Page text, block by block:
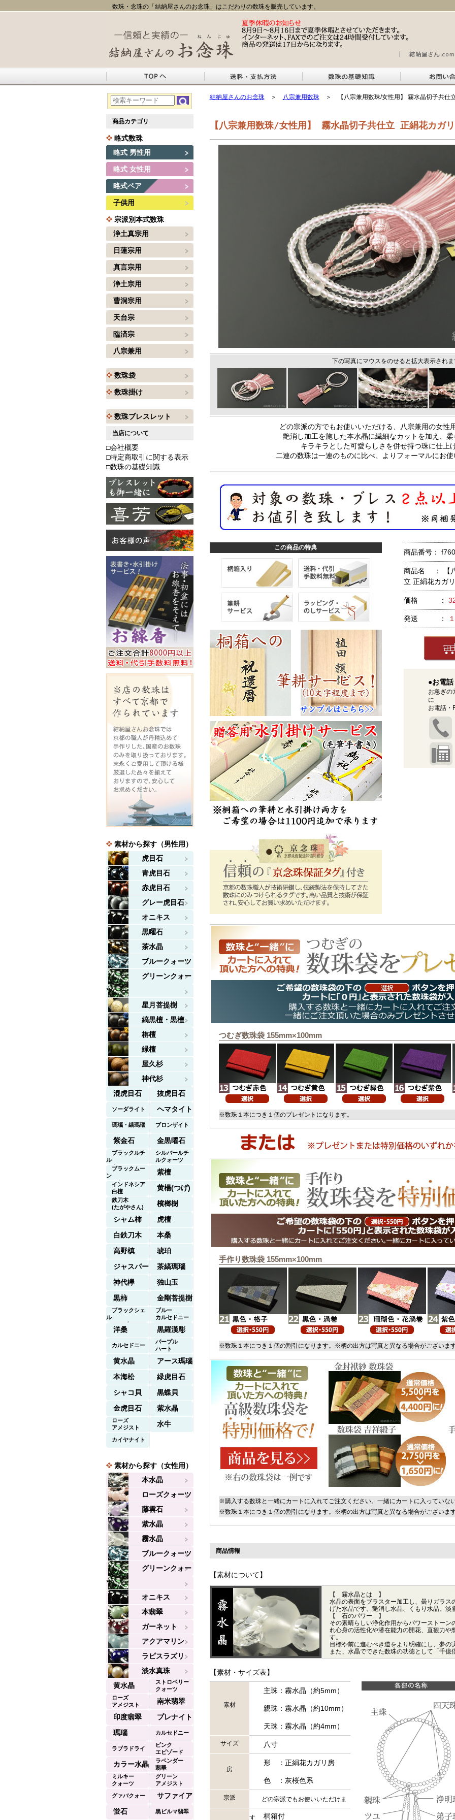
数珠・念珠の「結納屋さんのお念珠」はこだわりの数珠を販売しています。
結納屋さんのお念珠＞ 八宗兼用数珠＞ 【八宗兼用数珠/女性用】 霧水晶切子共仕
【八宗兼用数珠/女性用】 霧水晶切子共仕立 正絹花カガ
下の写真にマウスをのせると拡大表示されま
どの宗派の方でもお使いいただける、八宗兼用の女性
艶消し加工を施した本水晶に繊細なカットを加え、
キラキラとした可愛らしさを併せ持つ珠に仕上
二連の数珠は一連のものに比べ、よりフォーマルにお
この商品の特典
商品番号：
商品名 ： 【八
立 正絹花カガ
価格 ：
発送 ：
●お電
お急ぎの
に
お電話・
つむぎ数珠袋 155mm×100mm
※数珠１本につき１個のプレゼントになります。
手作り数珠袋 155mm×100mm
※数珠１本につき１個の割引になります。※柄の出方は写真と異なる場合がございま
※購入する数珠と一緒にカートに入れてご注文ください。一緒にカートに入っていな
※数珠１本につき１個の割引になります。※柄の出方は写真と異なる場合がございま
商品情報
【素材について】
【 霧水晶とは 】
水晶の表面をブラスター加工し、曇りガラス
げた水晶です。艶消し水晶、くもり水晶、淡
【 石のパワー 】
その素晴らしい浄化作用からパワーストー
れ心身の活性化や潜在能力の開花、直観力や
す。
目標や前に進むべき道をより明確にし、夢
また、水晶でできた数珠の功徳として「千
【素材・サイズ表】
素材
主珠：霧水晶（約5mm）
親珠：霧水晶（約10mm）
天珠：霧水晶（約4mm）
サイズ 八寸
房
形 ：正絹花カガリ房
色 ：灰桜色系
宗派 どの宗派でもお使いいただけま
す
桐箱付
商品カテゴリ
略式数珠
略式 男性用
略式 女性用
略式ペア
子供用
宗派別本式数珠
浄土真宗用
日蓮宗用
真言宗用
浄土宗用
曹洞宗用
天台宗
臨済宗
八宗兼用
数珠袋
数珠掛け
数珠ブレスレット
当店について
□会社概要
□特定商取引に関する表示
□数珠の基礎知識
素材から探す（男性用）
虎目石
青虎目石
赤虎目石
グレー虎目石
オニキス
黒曜石
茶水晶
ブルークォーツ
グリーンクォー
ツ
星月菩提樹
縞黒檀・黒檀
栴檀
緑檀
屋久杉
神代杉
混虎目石
抜虎目石
ソーダライト ヘマタイト
瑪瑙・縞瑪瑙 ブロンザイト
紫金石 金黒曜石
ブラックルチ
ル
クォーツ
シルバールチ
ルクォーツ
ブラックムー
ン
ストーン
紫檀
インドネシア
白檀
黄楊(つげ)
鉄刀木
(たがやさん)
檳榔樹
シャム柿
虎檀
白鉄刀木
本桑
高野槙
琥珀
ジャスパー
茶縞瑪瑙
神代欅
独山玉
黒柿
金剛菩提樹
ブラックシェ
ル
マーブル
ブルー
カルセドニー
洋桑 黒羅漢彫
カルセドニー
パープル
ハート
黄水晶
アース瑪瑙
本海松
緑虎目石
シャコ貝
黒蝶貝
金虎目石
紫水晶
ローズ
アメジスト
水牛
カイヤナイト
素材から探す（女性用）
本水晶
ローズクォーツ
藤雲石
紫水晶
霧水晶
ブルークォーツ
グリーンクォー
ツ
オニキス
本翡翠
ガーネット
アクアマリン
ラピスラズリ
淡水真珠
黄水晶
ストロベリー
クォーツ
ローズ
アメジスト
南米翡翠
印度翡翠
プレナイト
瑪瑙
カルセドニー
ラブラドライ
ピンク
エビゾード
カラー水晶
ラベンダー
翡翠
ミルキー
クォーツ
グリーン
アメジスト
グァバクォー
サファイア
蛍石
黒ビルマ翡翠